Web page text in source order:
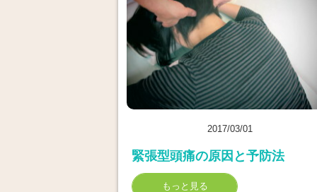
2017/03/01
緊張型頭痛の原因と予防法
もっと見る